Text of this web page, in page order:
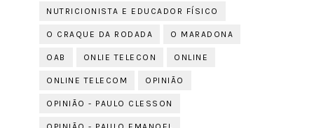
NUTRICIONISTA E EDUCADOR FÍSICO
O CRAQUE DA RODADA O MARADONA
OAB ONLIE TELECON ONLINE
ONLINE TELECOM OPINIÃO
OPINIÃO - PAULO CLESSON